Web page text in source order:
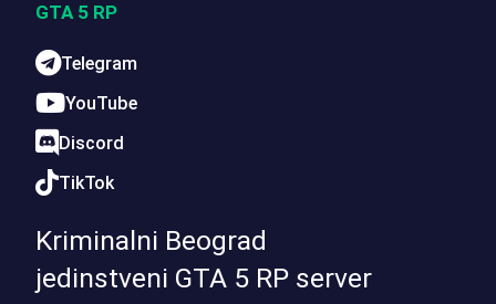
Kriminalni Beograd
jedinstveni GTA 5 RP server
GTA 5 RP
Telegram
YouTube
Discord
TikTok